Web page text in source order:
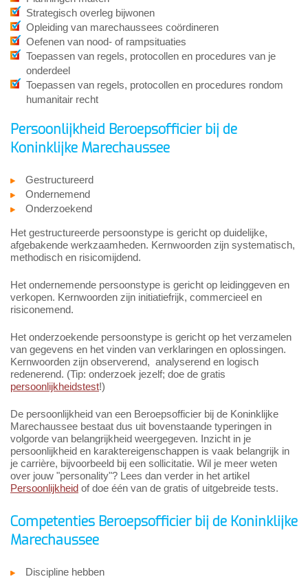
Strategisch overleg bijwonen
Opleiding van marechaussees coördineren
Oefenen van nood- of rampsituaties
Toepassen van regels, protocollen en procedures van je
onderdeel
Toepassen van regels, protocollen en procedures rondom
humanitair recht
Persoonlijkheid Beroepsofficier bij de
Koninklijke Marechaussee
Gestructureerd
Ondernemend
Onderzoekend
Het gestructureerde persoonstype is gericht op duidelijke,
afgebakende werkzaamheden. Kernwoorden zijn systematisch,
methodisch en risicomijdend.
Het ondernemende persoonstype is gericht op leidinggeven en
verkopen. Kernwoorden zijn initiatiefrijk, commercieel en
risiconemend.
Het onderzoekende persoonstype is gericht op het verzamelen
van gegevens en het vinden van verklaringen en oplossingen.
Kernwoorden zijn observerend, analyserend en logisch
redenerend. (Tip: onderzoek jezelf; doe de gratis
persoonlijkheidstest!)
De persoonlijkheid van een Beroepsofficier bij de Koninklijke
Marechaussee bestaat dus uit bovenstaande typeringen in
volgorde van belangrijkheid weergegeven. Inzicht in je
persoonlijkheid en karaktereigenschappen is vaak belangrijk in
je carrière, bijvoorbeeld bij een sollicitatie. Wil je meer weten
over jouw "personality"? Lees dan verder in het artikel
Persoonlijkheid of doe één van de gratis of uitgebreide tests.
Competenties Beroepsofficier bij de Koninklijke
Marechaussee
Discipline hebben